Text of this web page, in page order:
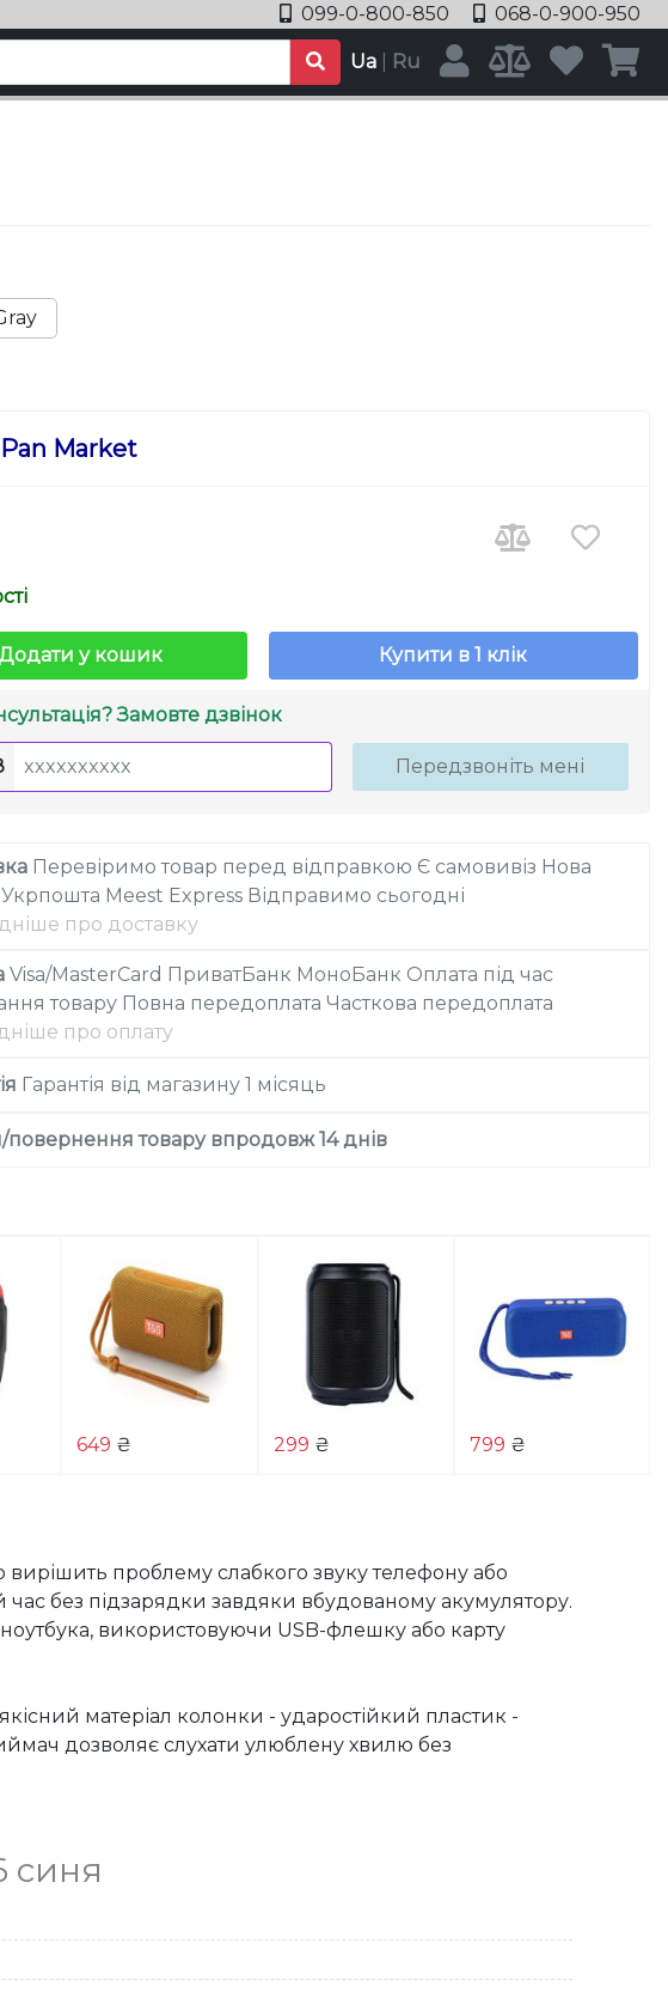
099-0-800-850 068-0-900-950
Ua Ru
Pan Market
у кошик Купити в 1 клік
Замовте дзвінок
Передзвоніть мені
Перевіримо товар перед відправкою Є самовивіз Нова
Укрпошта Meest Express Відправимо сьогодні
про доставку
Visa/MasterCard ПриватБанк МоноБанк Оплата під час
товару Повна передоплата Часткова передоплата
про оплату
Гарантія від магазину 1 місяць
повернення товару впродовж 14 днів
649 ₴ 299 ₴ 799 ₴
проблему слабкого звуку телефону або
без підзарядки завдяки вбудованому акумулятору.
використовуючи USB-флешку або карту
матеріал колонки - ударостійкий пластик -
дозволяє слухати улюблену хвилю без
синя